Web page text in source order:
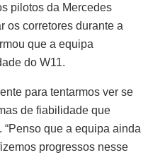
pilotos da Mercedes
os corretores durante a
que a equipa
do W11.
para tentarmos ver se
de fiabilidade que
“Penso que a equipa ainda
progressos nesse